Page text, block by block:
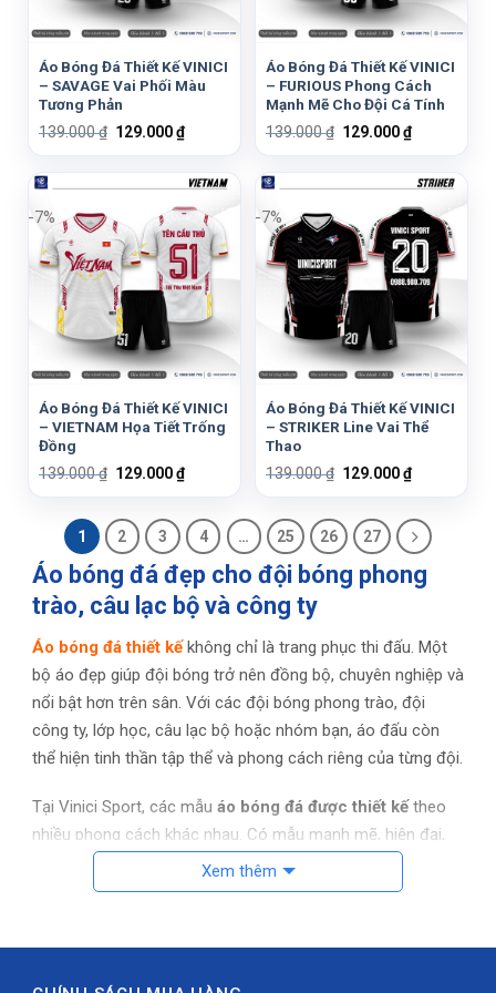
Áo Bóng Đá Thiết Kế VINICI
– SAVAGE Vai Phối Màu
Tương Phản
139.000₫ Giá
gốc
là:
139.000 ₫.
129.000₫Giá
hiện
tại
là:
129.000 ₫.
Áo Bóng Đá Thiết Kế VINICI
– FURIOUS Phong Cách
Mạnh Mẽ Cho Đội Cá Tính
139.000₫ Giá
gốc
là:
139.000 ₫.
129.000₫Giá
hiện
tại
là:
129.000 ₫.
-7%
Áo Bóng Đá Thiết Kế VINICI
– VIETNAM Họa Tiết Trống
Đồng
139.000₫ Giá
gốc
139.000 ₫.
129.000₫Giá
hiện
là:
129.000 ₫.
-7%
Áo Bóng Đá Thiết Kế VINICI
– STRIKER Line Vai Thể
Thao
139.000₫ Giá
gốc
139.000 ₫.
129.000₫Giá
hiện
là:
129.000 ₫.
1 2 3 4 … 25 26 27
Áo bóng đá đẹp cho đội bóng phong
trào, câu lạc bộ và công ty
Áo bóng đá thiết kếkhông chỉ là trang phục thi đấu. Một
bộ áo đẹp giúp đội bóng trở nên đồng bộ, chuyên nghiệp và
nổi bật hơn trên sân. Với các đội bóng phong trào, đội
công ty, lớp học, câu lạc bộ hoặc nhóm bạn, áo đấu còn
thể hiện tinh thần tập thể và phong cách riêng của từng đội.
Tại Vinici Sport, các mẫu áo bóng đá được thiết kế theo
nhiều phong cách khác nhau. Có mẫu mạnh mẽ, hiện đại,
tối giản, nổi bật hoặc cá tính. Nhờ đó, khách hàng dễ dàng
chọn được mẫu áo phù hợp với màu đội, logo, độ tuổi và
Xem thêm